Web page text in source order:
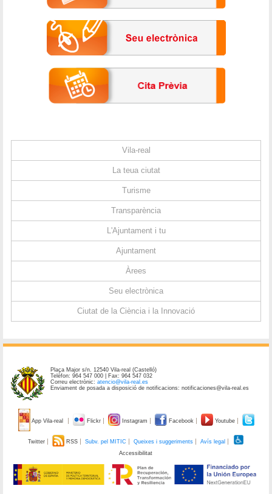
Vila-real
La teua ciutat
Turisme
Transparència
L'Ajuntament i tu
Ajuntament
Àrees
Seu electrònica
Ciutat de la Ciència i la Innovació
Plaça Major s/n. 12540 Vila-real (Castelló)
Telèfon: 964 547 000 | Fax: 964 547 032
Correu electrònic:atencio@vila-real.es
Enviament de posada a disposició de notificacions: notificaciones@vila-real.es
App Vila-real Flickr Instagram Facebook Youtube
Twitter RSS Subv. pel MITIC Queixes i suggeriments
Avís legal
Accessibilitat